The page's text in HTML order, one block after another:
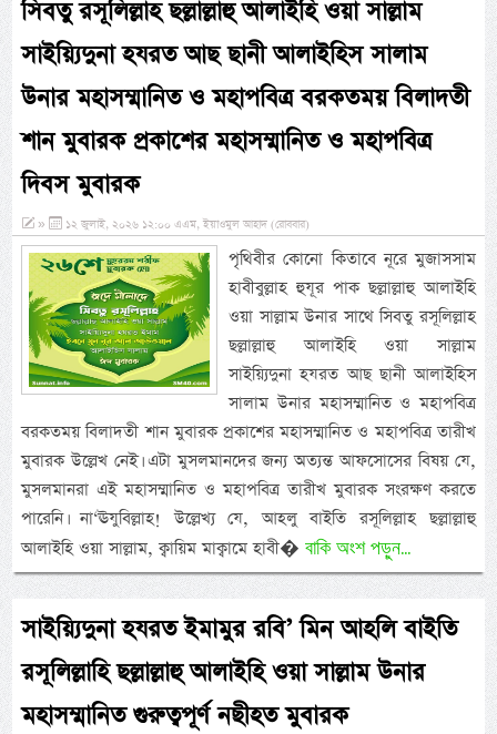
সিবতু রসূলিল্লাহ ছল্লাল্লাহু আলাইহি ওয়া সাল্লাম
সাইয়্যিদুনা হযরত আছ ছানী আলাইহিস সালাম
উনার মহাসম্মানিত ও মহাপবিত্র বরকতময় বিলাদতী
শান মুবারক প্রকাশের মহাসম্মানিত ও মহাপবিত্র
দিবস মুবারক
» ১২ জুলাই, ২০২৬ ১২:০০ এএম, ইয়াওমুল আহাদ (রোববার)
পৃথিবীর কোনো কিতাবে নূরে মুজাসসাম
হাবীবুল্লাহ হুযূর পাক ছল্লাল্লাহু আলাইহি
ওয়া সাল্লাম উনার সাথে সিবতু রসূলিল্লাহ
ছল্লাল্লাহু আলাইহি ওয়া সাল্লাম
সাইয়্যিদুনা হযরত আছ ছানী আলাইহিস
সালাম উনার মহাসম্মানিত ও মহাপবিত্র
বরকতময় বিলাদতী শান মুবারক প্রকাশের মহাসম্মানিত ও মহাপবিত্র তারীখ
মুবারক উল্লেখ নেই। এটা মুসলমানদের জন্য অত্যন্ত আফসোসের বিষয় যে,
মুসলমানরা এই মহাসম্মানিত ও মহাপবিত্র তারীখ মুবারক সংরক্ষণ করতে
পারেনি। না‘ঊযুবিল্লাহ! উল্লেখ্য যে, আহলু বাইতি রসূলিল্লাহ ছল্লাল্লাহু
আলাইহি ওয়া সাল্লাম, ক্বায়িম মাক্বামে হাবী�বাকি অংশ পড়ুন...
সাইয়্যিদুনা হযরত ইমামুর রবি’ মিন আহলি বাইতি
রসূলিল্লাহি ছল্লাল্লাহু আলাইহি ওয়া সাল্লাম উনার
মহাসম্মানিত গুরুত্বপূর্ণ নছীহত মুবারক